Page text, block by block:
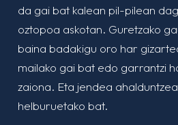
da gai bat kalean pil-pilean
oztopoa askotan. Guretzako
baina badakigu oro har
mailako gai bat edo garrantzi
zaiona. Eta jendea
helburuetako bat.